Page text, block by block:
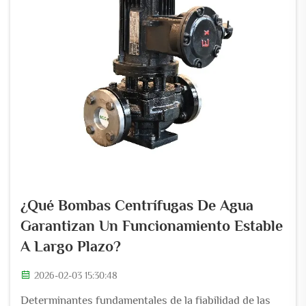
¿Qué Bombas Centrífugas De Agua
Garantizan Un Funcionamiento Estable
A Largo Plazo?
2026-02-03 15:30:48
Determinantes fundamentales de la fiabilidad de las